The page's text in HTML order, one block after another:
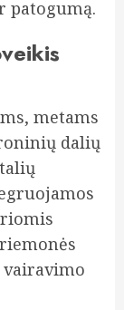
patogumą.
metams
dalių
vairavimo